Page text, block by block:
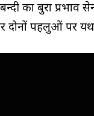
का बुरा प्रभाव
दोनों पहलुओं पर